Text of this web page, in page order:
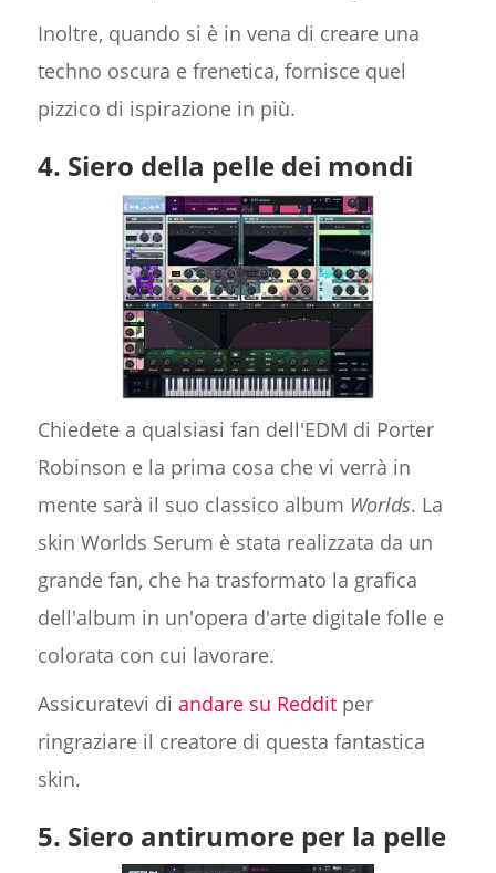
Inoltre, quando si è in vena di creare una
techno oscura e frenetica, fornisce quel
pizzico di ispirazione in più.
4. Siero della pelle dei mondi
Chiedete a qualsiasi fan dell'EDM di Porter
Robinson e la prima cosa che vi verrà in
mente sarà il suo classico album Worlds. La
skin Worlds Serum è stata realizzata da un
grande fan, che ha trasformato la grafica
dell'album in un'opera d'arte digitale folle e
colorata con cui lavorare.
Assicuratevi di andare su Redditper
ringraziare il creatore di questa fantastica
skin.
5. Siero antirumore per la pelle